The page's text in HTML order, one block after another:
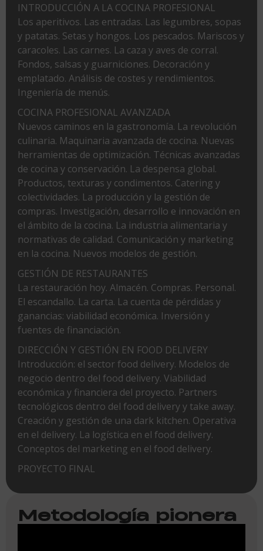
INTRODUCCIÓN A LA COCINA PROFESIONAL
Los aperitivos. Las entradas. Las legumbres, sopas
y patatas. Setas y hongos. Los pescados. Mariscos y
caracoles. Las carnes. La caza y aves de corral.
Fondos, salsas y guarniciones. Decoración y
emplatado. Análisis de costes y rendimientos.
Ingeniería de menús.
COCINA PROFESIONAL AVANZADA
Nuevos caminos en la gastronomía. La revolución
culinaria. Maquinaria avanzada de cocina. Nuevas
herramientas de optimización. Técnicas avanzadas
de cocina y conservación. La despensa global.
Productos, texturas y condimentos. Catering y
colectividades. La producción y la gestión de
compras. Investigación, desarrollo e innovación en
el ámbito de la cocina. La industria alimentaria y
normativas de calidad. Comunicación y marketing
en la cocina. Nuevos modelos de gestión.
GESTIÓN DE RESTAURANTES
La restauración hoy. Almacén. Compras. Personal.
El escandallo. La carta. La cuenta de pérdidas y
ganancias: viabilidad económica. Inversión y
fuentes de financiación.
DIRECCIÓN Y GESTIÓN EN FOOD DELIVERY
Introducción: el sector food delivery. Modelos de
negocio dentro del food delivery. Viabilidad
económica y financiera del proyecto. Partners
tecnológicos dentro del food delivery y take away.
Creación y gestión de una dark kitchen. Operativa
en el delivery. La logística en el food delivery.
Conceptos del marketing en el food delivery.
PROYECTO FINAL
Metodología pionera